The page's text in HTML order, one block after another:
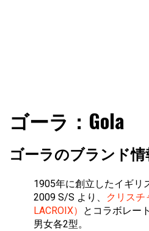
ファショコン通
ッションとモードを分析する
ゴーラ：Gola
ゴーラのブランド情
1905年に創立したイギリ
2009 S/S より、
クリスチ
LACROIX）
とコラボレー
男女各2型。